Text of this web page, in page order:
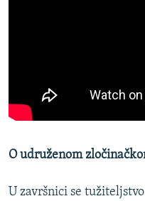
O udruženom
U završnici se